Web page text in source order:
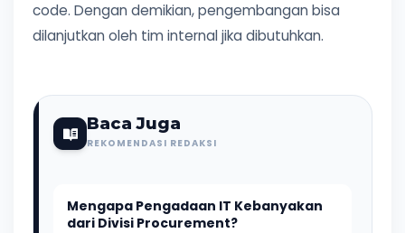
code. Dengan demikian, pengembangan bisa
dilanjutkan oleh tim internal jika dibutuhkan.
Baca Juga
REKOMENDASI REDAKSI
Mengapa Pengadaan IT Kebanyakan
dari Divisi Procurement?